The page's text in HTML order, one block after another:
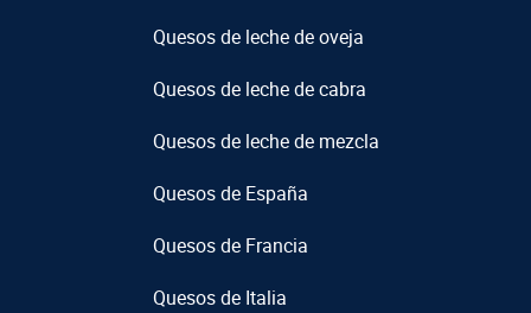
Quesos de leche de oveja
Quesos de leche de cabra
Quesos de leche de mezcla
Quesos de España
Quesos de Francia
Quesos de Italia